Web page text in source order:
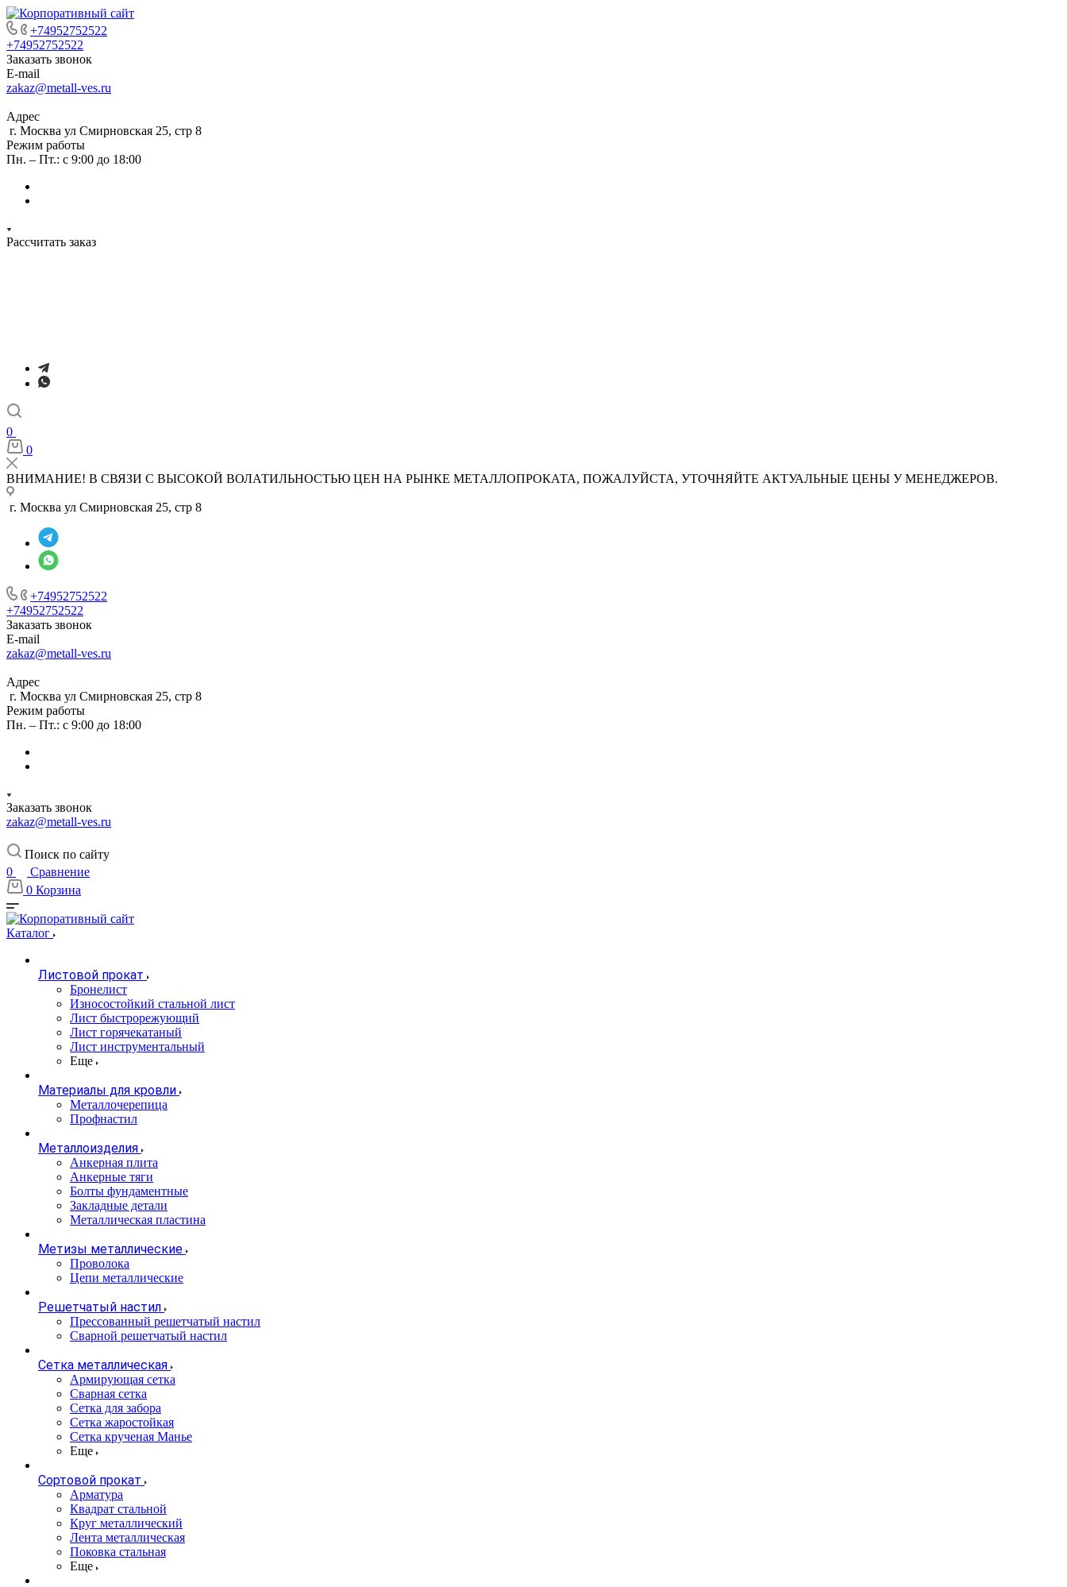
+74952752522
+74952752522
Заказать звонок
E-mail
zakaz@metall-ves.ru
Адрес
г. Москва ул Смирновская 25, стр 8
Режим работы
Пн. – Пт.: с 9:00 до 18:00
Рассчитать заказ
0
0
ВНИМАНИЕ! В СВЯЗИ С ВЫСОКОЙ ВОЛАТИЛЬНОСТЬЮ ЦЕН НА РЫНКЕ МЕТАЛЛОПРОКАТА, ПОЖАЛУЙСТА, УТОЧНЯЙТЕ АКТУАЛЬНЫЕ ЦЕНЫ У МЕНЕДЖЕРОВ.
г. Москва ул Смирновская 25, стр 8
+74952752522
+74952752522
Заказать звонок
E-mail
zakaz@metall-ves.ru
Адрес
г. Москва ул Смирновская 25, стр 8
Режим работы
Пн. – Пт.: с 9:00 до 18:00
Заказать звонок
zakaz@metall-ves.ru
Поиск по сайту
0
Сравнение
0 Корзина
Каталог
Листовой прокат
Бронелист
Износостойкий стальной лист
Лист быстрорежующий
Лист горячекатаный
Лист инструментальный
Еще
Материалы для кровли
Металлочерепица
Профнастил
Металлоизделия
Анкерная плита
Анкерные тяги
Болты фундаментные
Закладные детали
Металлическая пластина
Метизы металлические
Проволока
Цепи металлические
Решетчатый настил
Прессованный решетчатый настил
Сварной решетчатый настил
Сетка металлическая
Армирующая сетка
Сварная сетка
Сетка для забора
Сетка жаростойкая
Сетка крученая Манье
Еще
Сортовой прокат
Арматура
Квадрат стальной
Круг металлический
Лента металлическая
Поковка стальная
Еще